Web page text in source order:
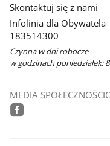
Skontaktuj się z nami
Infolinia dla Obywatela
183514300
Czynna w dni robocze
w godzinach poniedziałek:
MEDIA